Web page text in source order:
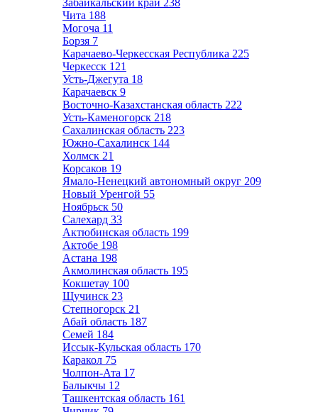
Забайкальский край 238
Чита 188
Могоча 11
Борзя 7
Карачаево-Черкесская Республика 225
Черкесск 121
Усть-Джегута 18
Карачаевск 9
Восточно-Казахстанская область 222
Усть-Каменогорск 218
Сахалинская область 223
Южно-Сахалинск 144
Холмск 21
Корсаков 19
Ямало-Ненецкий автономный округ 209
Новый Уренгой 55
Ноябрьск 50
Салехард 33
Актюбинская область 199
Актобе 198
Астана 198
Акмолинская область 195
Кокшетау 100
Щучинск 23
Степногорск 21
Абай область 187
Семей 184
Иссык-Кульская область 170
Каракол 75
Чолпон-Ата 17
Балыкчы 12
Ташкентская область 161